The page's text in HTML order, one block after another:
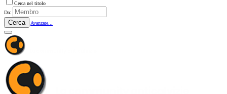
Cerca nel titolo
Da:
Cerca Avanzate...